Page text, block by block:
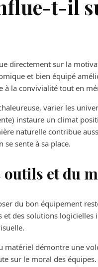
t-il
directement sur la
et bien équipé
à la convivialité tout en
varier les
instaure un climat
naturelle contribue
sente à sa place.
outils et du
du bon équipement
et des solutions logicielles
matériel démontre une
sur le moral des